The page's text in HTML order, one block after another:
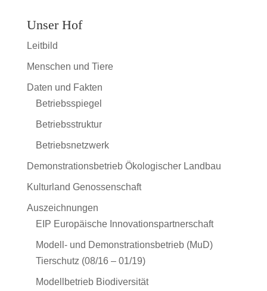
Unser Hof
Leitbild
Menschen und Tiere
Daten und Fakten
Betriebsspiegel
Betriebsstruktur
Betriebsnetzwerk
Demonstrationsbetrieb Ökologischer Landbau
Kulturland Genossenschaft
Auszeichnungen
EIP Europäische Innovationspartnerschaft
Modell- und Demonstrationsbetrieb (MuD)
Tierschutz (08/16 – 01/19)
Modellbetrieb Biodiversität